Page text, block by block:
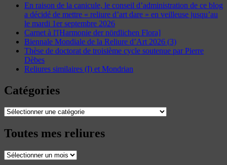
En raison de la canicule, le conseil d’administration de ce blog
a décidé de mettre « reliure d’art dare » en veilleuse jusqu’au
le mardi 1er septembre 2026
Carnet à l'[Harmonie der nördlichen Flora]
Biennale Mondiale de la Reliure d’Art 2026 (3)
Thèse de doctorat de troisième cycle soutenue par Pierre
Dèbes
Reliures similaires (I) et Mondrian
Catégories
Catégories
Toutes mes reliures
Toutes